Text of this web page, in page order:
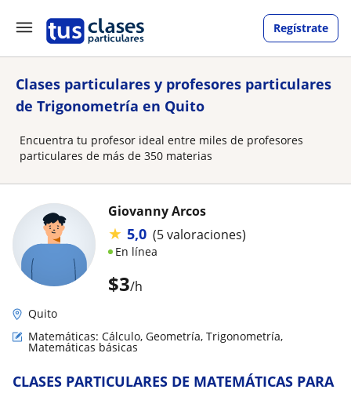
Regístrate
Clases particulares y profesores particulares
de Trigonometría en Quito
Encuentra tu profesor ideal entre miles de profesores
particulares de más de 350 materias
$3/h
Giovanny Arcos
★ 5,0 (5 valoraciones)
En línea
Quito
Matemáticas: Cálculo, Geometría, Trigonometría,
Matemáticas básicas
CLASES PARTICULARES DE MATEMÁTICAS PARA